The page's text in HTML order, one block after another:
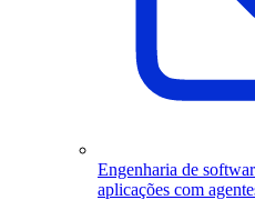
Engenharia de
aplicações com